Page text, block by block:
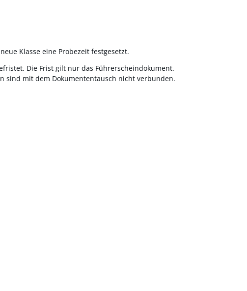
Klasse eine Probezeit festgesetzt.
Die Frist gilt nur das Führerscheindokument.
sind mit dem Dokumententausch nicht verbunden.